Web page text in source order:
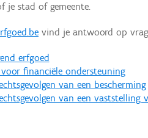
je stad of gemeente.
vind je antwoord op
erfgoed
financiële ondersteuning
van een bescherming
van een vaststelling